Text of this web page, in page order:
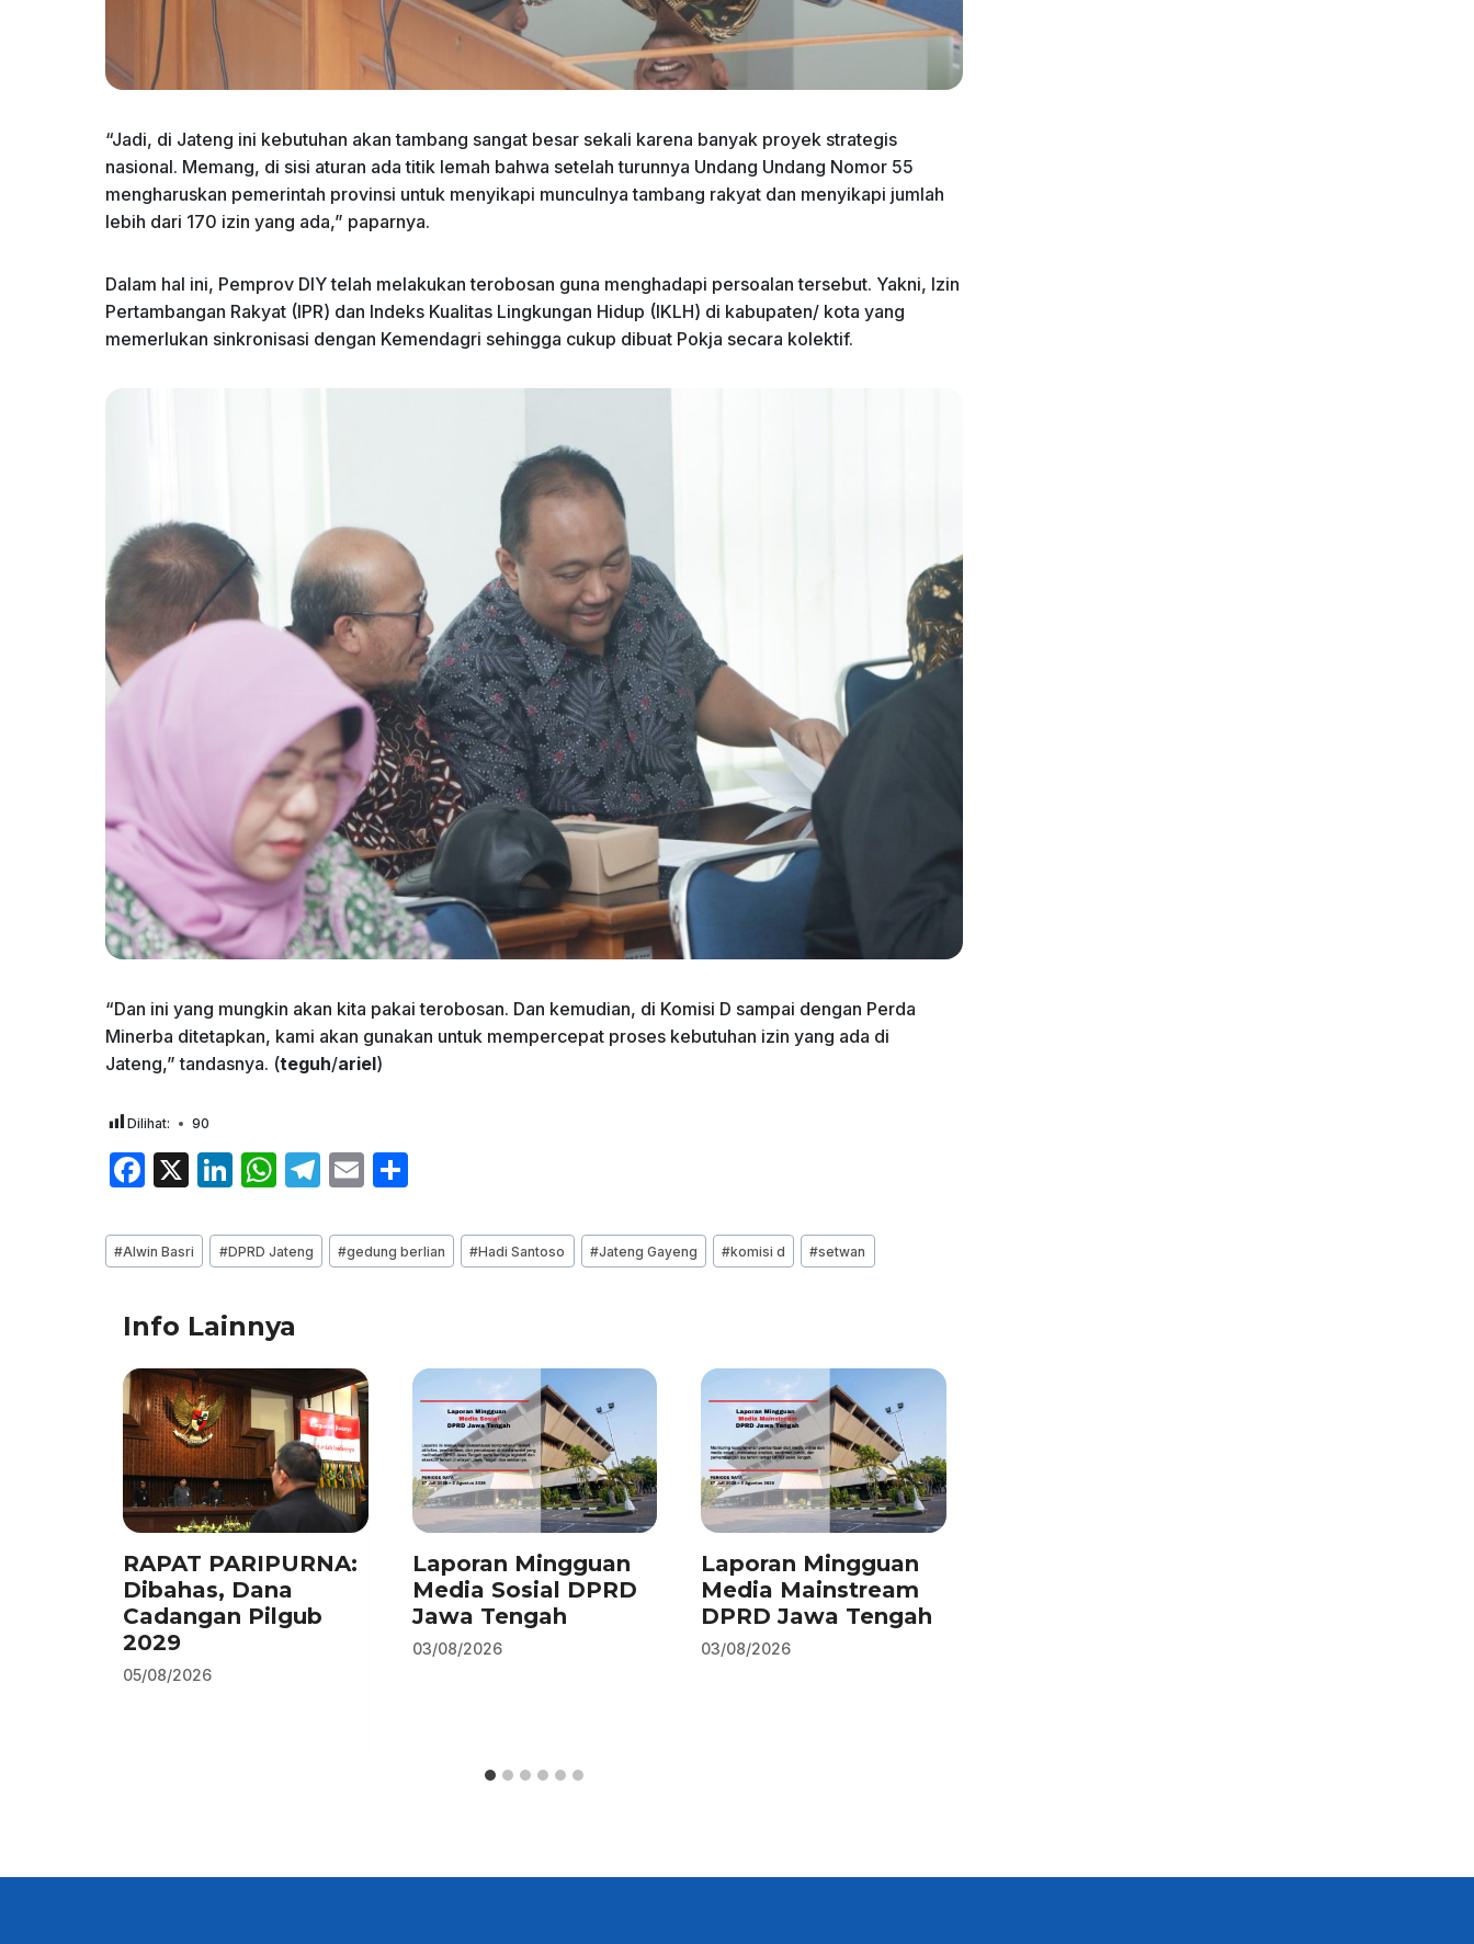
“Jadi, di Jateng ini kebutuhan akan tambang sangat besar sekali karena banyak proyek strategis
nasional. Memang, di sisi aturan ada titik lemah bahwa setelah turunnya Undang Undang Nomor 55
mengharuskan pemerintah provinsi untuk menyikapi munculnya tambang rakyat dan menyikapi jumlah
lebih dari 170 izin yang ada,” paparnya.
Dalam hal ini, Pemprov DIY telah melakukan terobosan guna menghadapi persoalan tersebut. Yakni, Izin
Pertambangan Rakyat (IPR) dan Indeks Kualitas Lingkungan Hidup (IKLH) di kabupaten/ kota yang
memerlukan sinkronisasi dengan Kemendagri sehingga cukup dibuat Pokja secara kolektif.
“Dan ini yang mungkin akan kita pakai terobosan. Dan kemudian, di Komisi D sampai dengan Perda
Minerba ditetapkan, kami akan gunakan untuk mempercepat proses kebutuhan izin yang ada di
Jateng,” tandasnya. (teguh/ariel)
Dilihat: 90
F
c
e
b
o
o
k
X
Li
k
e
dI
n
W
at
s
A
p
p
T
e
gr
E
ai
l
ar
e
Post
Tags:
#Alwin Basri #DPRD Jateng #gedung berlian #Hadi Santoso #Jateng Gayeng #komisi d #setwan
Info Lainnya
RAPAT PARIPURNA:
Dibahas, Dana
Cadangan Pilgub
2029
05/08/2026
Laporan Mingguan
Media Sosial DPRD
Jawa Tengah
03/08/2026
Laporan Mingguan
Media Mainstream
DPRD Jawa Tengah
03/08/2026